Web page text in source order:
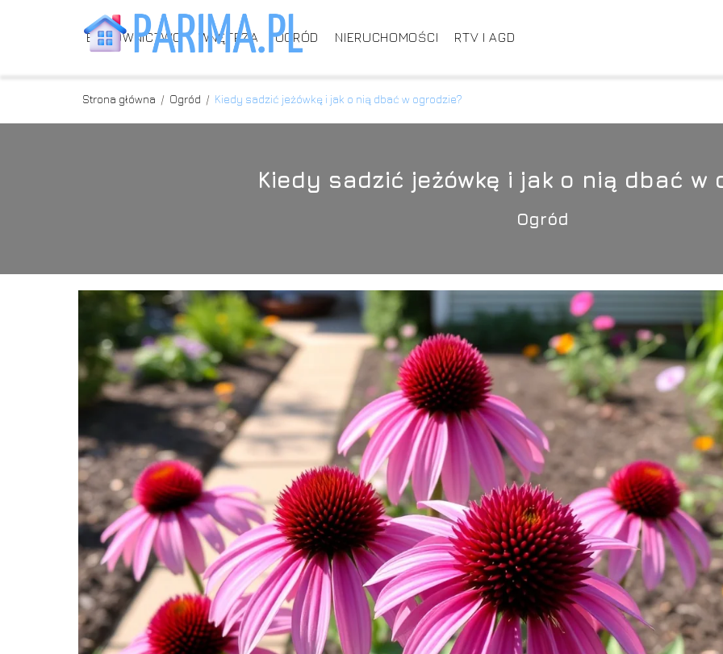
BUDOWNICTWO WNĘTRZA OGRÓD NIERUCHOMOŚCI RTV I AGD
Strona główna / Ogród / Kiedy sadzić jeżówkę i jak o nią dbać w ogrodzie?
Kiedy sadzić jeżówkę i jak o nią dbać w
Ogród